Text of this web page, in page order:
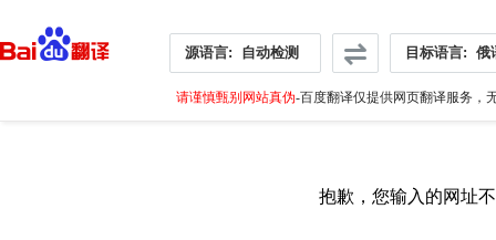
源语言: 自动检测 目标语言: 俄
请谨慎甄别网站真伪-百度翻译仅提供网页翻译服务，